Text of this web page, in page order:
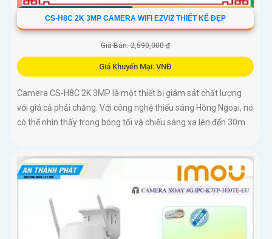
CS-H8C 2K 3MP CAMERA WIFI EZVIZ THIẾT KẾ ĐẸP
Giá Bán: 2,590,000 ₫
Giá Khuyến Mại: VNĐ
Camera CS-H8C 2K 3MP là một thiết bị giám sát chất lượng
với giá cả phải chăng. Với công nghệ thiếu sáng Hồng Ngoại, nó
có thể nhìn thấy trong bóng tối và chiếu sáng xa lên đến 30m